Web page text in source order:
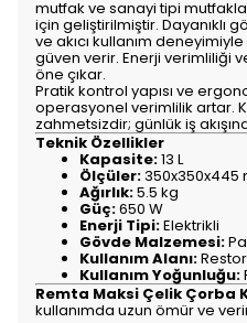
mutfak ve sanayi tipi
için geliştirilmiştir. Dayanıklı
ve akıcı kullanım
güven verir. Enerji verimliliği
öne çıkar.
Pratik kontrol yapısı ve
operasyonel verimlilik artar.
zahmetsizdir; günlük iş
Teknik Özellikler
Kapasite:13 L
Ölçüler:350x350x445
Ağırlık:5.5 kg
Güç:650 W
Enerji Tipi:Elektrikli
Gövde Malzemesi:
Kullanım Alanı:
Kullanım Yoğunluğu:
Remta Maksi Çelik Çorba
kullanımda uzun ömür ve